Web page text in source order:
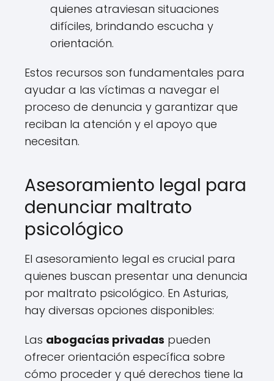
quienes atraviesan situaciones
difíciles, brindando escucha y
orientación.
Estos recursos son fundamentales para
ayudar a las víctimas a navegar el
proceso de denuncia y garantizar que
reciban la atención y el apoyo que
necesitan.
Asesoramiento legal para
denunciar maltrato
psicológico
El asesoramiento legal es crucial para
quienes buscan presentar una denuncia
por maltrato psicológico. En Asturias,
hay diversas opciones disponibles:
Las abogacías privadas pueden
ofrecer orientación específica sobre
cómo proceder y qué derechos tiene la